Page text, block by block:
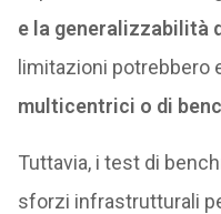
e la generalizzabilità
limitazioni potrebbero
multicentrici o di
Tuttavia, i test di
sforzi infrastrutturali